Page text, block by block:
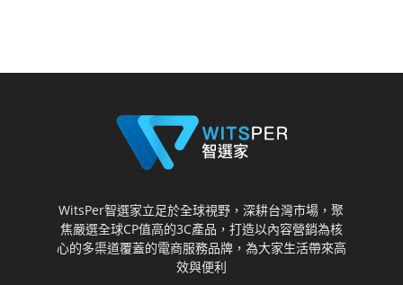
WitsPer智選家立足於全球視野，深耕台灣市場，聚
焦嚴選全球CP值高的3C產品，打造以內容營銷為核
心的多渠道覆蓋的電商服務品牌，為大家生活帶來高
效與便利